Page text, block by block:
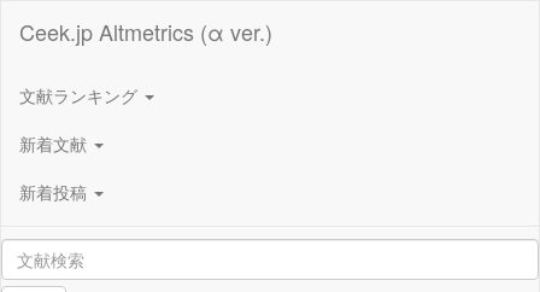
Ceek.jp Altmetrics (α ver.)
文献ランキング
新着文献
新着投稿